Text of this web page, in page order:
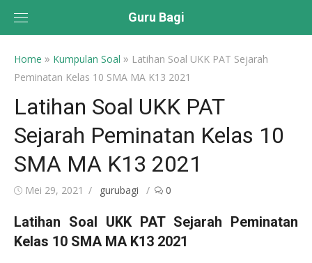
Guru Bagi
Home » Kumpulan Soal » Latihan Soal UKK PAT Sejarah
Peminatan Kelas 10 SMA MA K13 2021
Latihan Soal UKK PAT
Sejarah Peminatan Kelas 10
SMA MA K13 2021
PostedMei 29, 2021 Author
gurubagi 0
Latihan Soal UKK PAT Sejarah Peminatan
Kelas 10 SMA MA K13 2021